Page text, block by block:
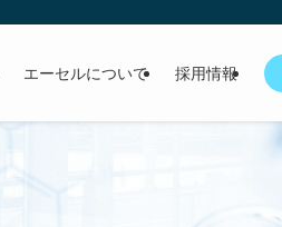
エーセルについて 採用情報